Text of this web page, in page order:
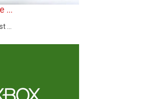
...
...